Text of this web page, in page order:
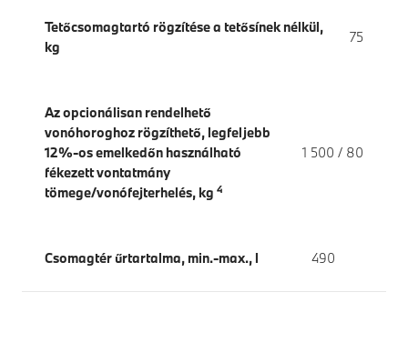
Tetőcsomagtartó rögzítése a tetősínek nélkül,
kg
75
Az opcionálisan rendelhető
vonóhoroghoz rögzíthető, legfeljebb
12%-os emelkedőn használható
fékezett vontatmány
tömege/vonófejterhelés, kg 4
1 500 / 80
Csomagtér űrtartalma, min.-max., l 490